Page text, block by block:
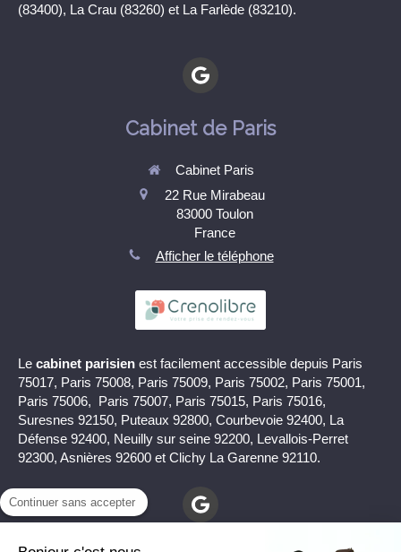
(83400), La Crau (83260) et La Farlède (83210).
Cabinet de Paris
Cabinet Paris
22 Rue Mirabeau
83000 Toulon
France
Afficher le téléphone
Le cabinet parisien est facilement accessible depuis Paris
75017, Paris 75008, Paris 75009, Paris 75002, Paris 75001,
Paris 75006, Paris 75007, Paris 75015, Paris 75016,
Suresnes 92150, Puteaux 92800, Courbevoie 92400, La
Défense 92400, Neuilly sur seine 92200, Levallois-Perret
92300, Asnières 92600 et Clichy La Garenne 92110.
Continuer sans accepter